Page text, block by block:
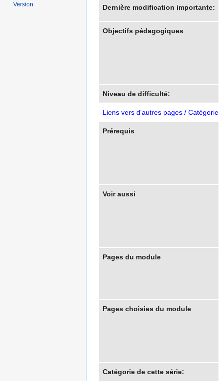
Dernière modification importante:
Objectifs pédagogiques
Niveau de difficulté:
Liens vers d'autres pages /
Prérequis
Voir aussi
Pages du module
Pages choisies du module
Catégorie de cette série:
Version